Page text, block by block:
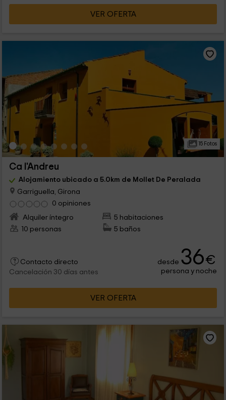
VER OFERTA
15 Fotos
Ca l'Andreu
Alojamiento ubicado a 5.0km de Mollet De Peralada
Garriguella, Girona
0 opiniones
Alquiler íntegro
5 habitaciones
10 personas
5 baños
Contacto directo
Cancelación 30 días antes
desde 36€
persona y noche
VER OFERTA